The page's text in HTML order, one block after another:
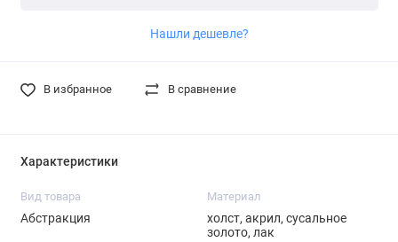
Нашли дешевле?
В избранное В сравнение
Характеристики
Вид товара
Абстракция
Материал
холст, акрил, сусальное
золото, лак